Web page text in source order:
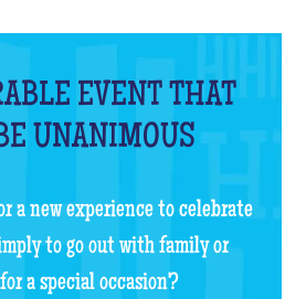
EVENT THAT
UNANIMOUS
a new experience to celebrate
to go out with family or
a special occasion?